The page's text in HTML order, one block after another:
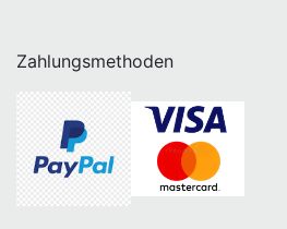
Zahlungsmethoden